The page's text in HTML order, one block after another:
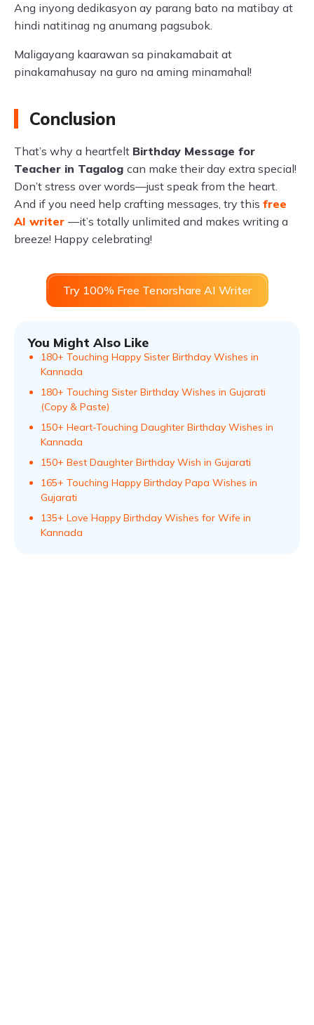
Ang inyong dedikasyon ay parang bato na matibay at
hindi natitinag ng anumang pagsubok.
Maligayang kaarawan sa pinakamabait at
pinakamahusay na guro na aming minamahal!
Conclusion
That’s why a heartfelt Birthday Message for
Teacher in Tagalog can make their day extra special!
Don’t stress over words—just speak from the heart.
And if you need help crafting messages, try this free
AI writer —it’s totally unlimited and makes writing a
breeze! Happy celebrating!
Try 100% Free Tenorshare AI Writer
You Might Also Like
180+ Touching Happy Sister Birthday Wishes in
Kannada
180+ Touching Sister Birthday Wishes in Gujarati
(Copy & Paste)
150+ Heart-Touching Daughter Birthday Wishes in
Kannada
150+ Best Daughter Birthday Wish in Gujarati
165+ Touching Happy Birthday Papa Wishes in
Gujarati
135+ Love Happy Birthday Wishes for Wife in
Kannada